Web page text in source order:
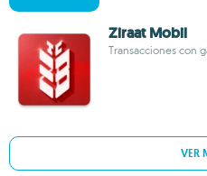
Ziraat Mobil
Transacciones con
VER